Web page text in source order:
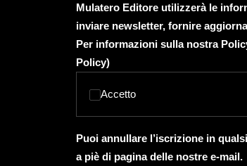
Mulatero Editore utilizzerà le
inviare newsletter, fornire
Per informazioni sulla nostra
Policy)
Accetto
Puoi annullare l’iscrizione in
a piè di pagina delle nostre e-mail.